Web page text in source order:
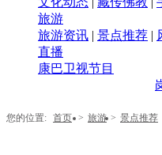
旅游
旅游资讯 | 景点推荐 |
直播
康巴卫视节目
您的位置: 首页 > 旅游 > 景点推荐